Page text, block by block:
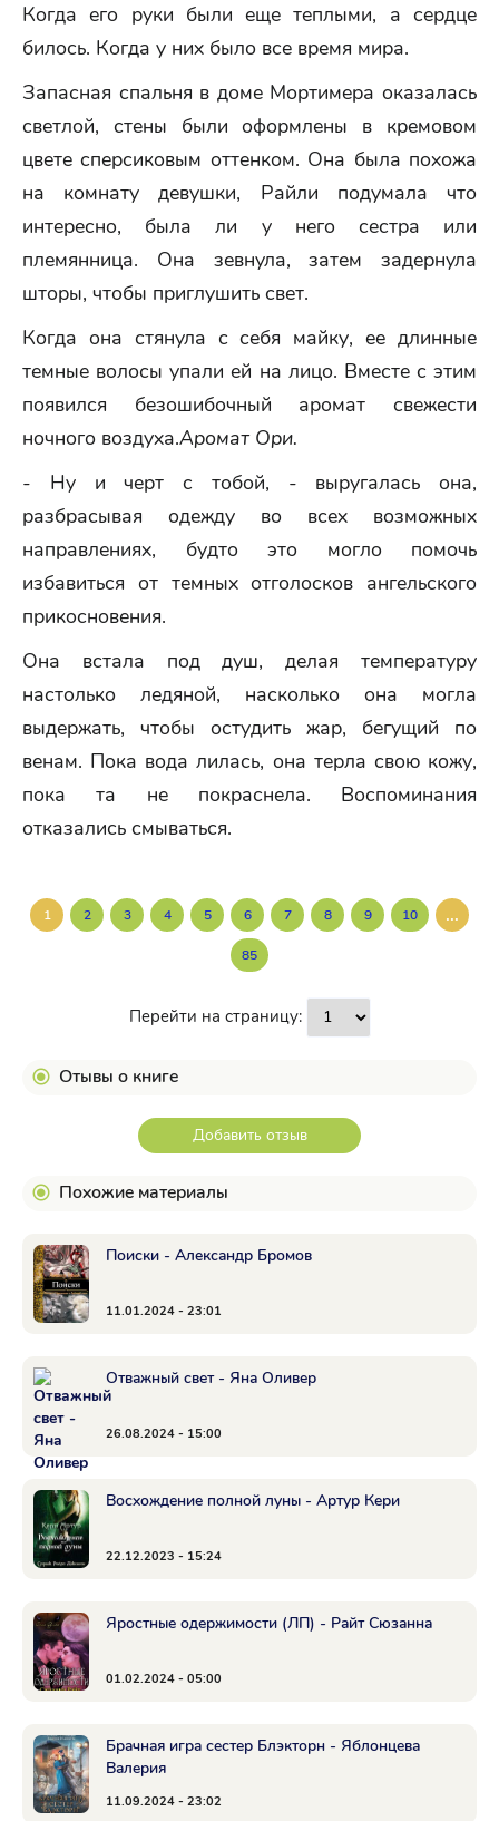
Когда его руки были еще теплыми, а сердце
билось. Когда у них было все время мира.
Запасная спальня в доме Мортимера оказалась
светлой, стены были оформлены в кремовом
цвете сперсиковым оттенком. Она была похожа
на комнату девушки, Райли подумала что
интересно, была ли у него сестра или
племянница. Она зевнула, затем задернула
шторы, чтобы приглушить свет.
Когда она стянула с себя майку, ее длинные
темные волосы упали ей на лицо. Вместе с этим
появился безошибочный аромат свежести
ночного воздуха.Аромат Ори.
- Ну и черт с тобой, - выругалась она,
разбрасывая одежду во всех возможных
направлениях, будто это могло помочь
избавиться от темных отголосков ангельского
прикосновения.
Она встала под душ, делая температуру
настолько ледяной, насколько она могла
выдержать, чтобы остудить жар, бегущий по
венам. Пока вода лилась, она терла свою кожу,
пока та не покраснела. Воспоминания
отказались смываться.
1 2 3 4 5 6 7 8 9 10 ...
85
Перейти на страницу:
Отывы о книге
Добавить отзыв
Похожие материалы
Поиски - Александр Бромов
11.01.2024 - 23:01
Отважный свет - Яна Оливер
26.08.2024 - 15:00
Восхождение полной луны - Артур Кери
22.12.2023 - 15:24
Яростные одержимости (ЛП) - Райт Сюзанна
01.02.2024 - 05:00
Брачная игра сестер Блэкторн - Яблонцева
Валерия
11.09.2024 - 23:02